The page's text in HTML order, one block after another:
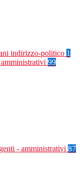
indirizzo-politico 1
99
- amministrativi 87